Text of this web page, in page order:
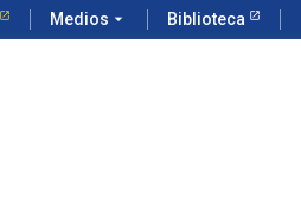
Medios arrow_drop_down Biblioteca